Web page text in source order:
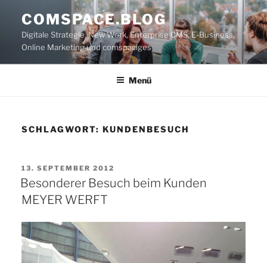
Inhalt
springen
COMSPACE.BLOG
Digitale Strategie, New Work, Enterprise CMS, E-Business,
Online Marketing und comspaciges
Menü
SCHLAGWORT: KUNDENBESUCH
VERÖFFENTLICHT
AM
13. SEPTEMBER 2012
Besonderer Besuch beim Kunden
MEYER WERFT